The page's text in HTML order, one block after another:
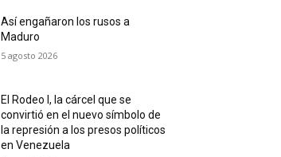
Así engañaron los rusos a
Maduro
5 agosto 2026
El Rodeo I, la cárcel que se
convirtió en el nuevo símbolo de
la represión a los presos políticos
en Venezuela